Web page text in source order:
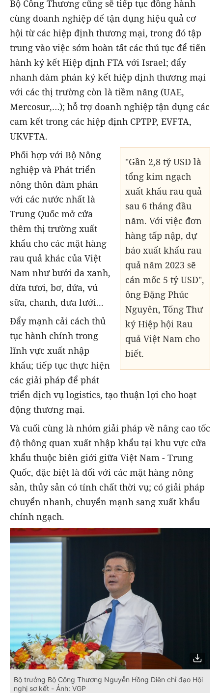
Bộ Công Thương cũng sẽ tiếp tục đồng hành
cùng doanh nghiệp để tận dụng hiệu quả cơ
hội từ các hiệp định thương mại, trong đó tập
trung vào việc sớm hoàn tất các thủ tục để tiến
hành ký kết Hiệp định FTA với Israel; đẩy
nhanh đàm phán ký kết hiệp định thương mại
với các thị trường còn là tiềm năng (UAE,
Mercosur,…); hỗ trợ doanh nghiệp tận dụng các
cam kết trong các hiệp định CPTPP, EVFTA,
UKVFTA.
"Gần 2,8 tỷ USD là
tổng kim ngạch
xuất khẩu rau quả
sau 6 tháng đầu
năm. Với việc đơn
hàng tấp nập, dự
báo xuất khẩu rau
quả năm 2023 sẽ
cán mốc 5 tỷ USD",
ông Đặng Phúc
Nguyên, Tổng Thư
ký Hiệp hội Rau
quả Việt Nam cho
biết.
Phối hợp với Bộ Nông
nghiệp và Phát triển
nông thôn đàm phán
với các nước nhất là
Trung Quốc mở cửa
thêm thị trường xuất
khẩu cho các mặt hàng
rau quả khác của Việt
Nam như bưởi da xanh,
dừa tươi, bơ, dứa, vú
sữa, chanh, dưa lưới...
Đẩy mạnh cải cách thủ
tục hành chính trong
lĩnh vực xuất nhập
khẩu; tiếp tục thực hiện
các giải pháp để phát
triển dịch vụ logistics, tạo thuận lợi cho hoạt
động thương mại.
Và cuối cùng là nhóm giải pháp về nâng cao tốc
độ thông quan xuất nhập khẩu tại khu vực cửa
khẩu thuộc biên giới giữa Việt Nam - Trung
Quốc, đặc biệt là đối với các mặt hàng nông
sản, thủy sản có tính chất thời vụ; có giải pháp
chuyển nhanh, chuyển mạnh sang xuất khẩu
chính ngạch.
Bộ trưởng Bộ Công Thương Nguyễn Hồng Diên chỉ đạo Hội
nghị sơ kết - Ảnh: VGP